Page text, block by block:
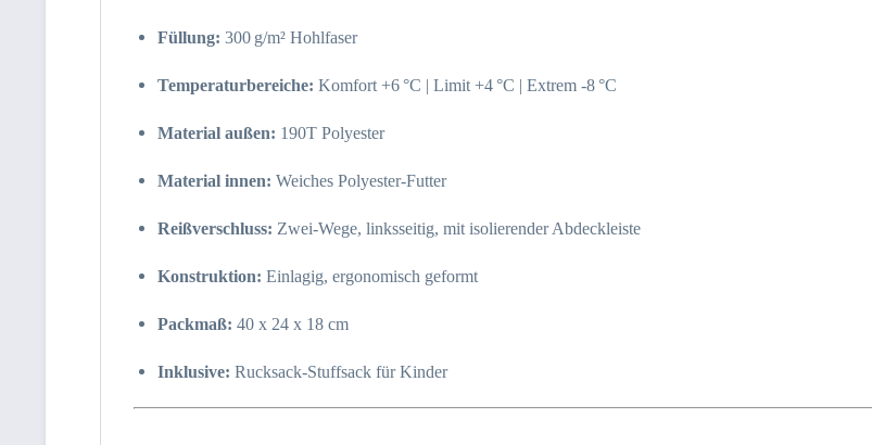
Füllung: 300 g/m² Hohlfaser
Temperaturbereiche: Komfort +6 °C | Limit +4 °C | Extrem -8 °C
Material außen: 190T Polyester
Material innen: Weiches Polyester-Futter
Reißverschluss: Zwei-Wege, linksseitig, mit isolierender Abdeckleiste
Konstruktion: Einlagig, ergonomisch geformt
Packmaß: 40 x 24 x 18 cm
Inklusive: Rucksack-Stuffsack für Kinder